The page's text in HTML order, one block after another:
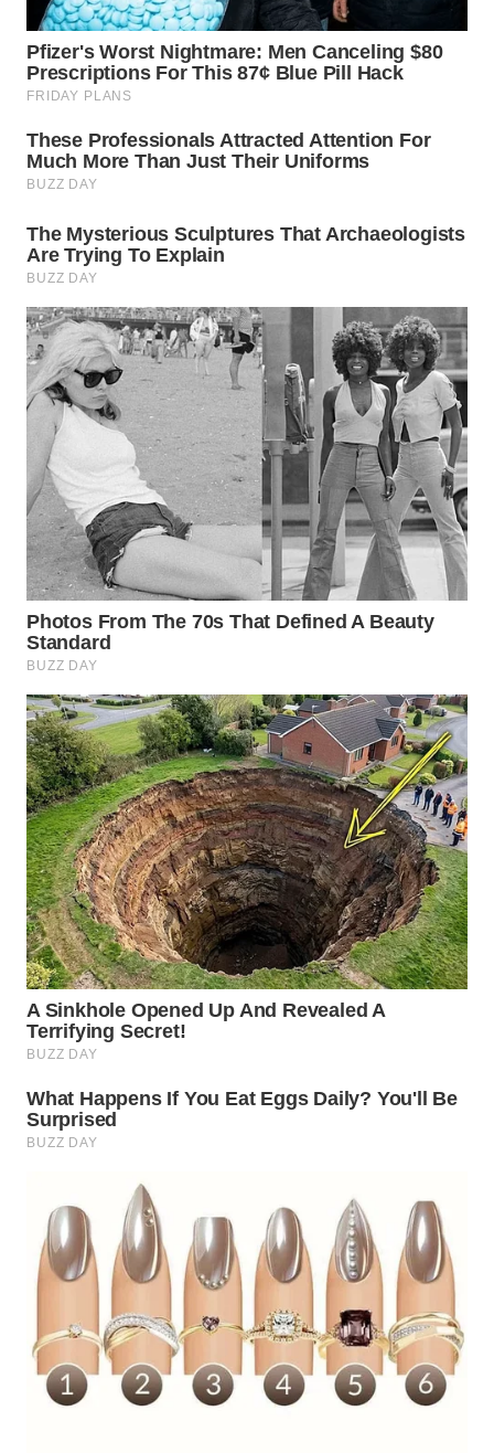
TOBA
WN
WN
LANGKAT
WN
TAPANULI
WN
TANJUNG
LESUNG
WN
KARO
WN
SIMALUNGUN
WN
LABUHANBATU
WN
TAPANULI
TENGAH
WN DELI
SERDANG
WN
TEBING
TINGGI
WN
PAKPAK
KARAWANG
WN
BOGOR
WN
DEPOK
WN